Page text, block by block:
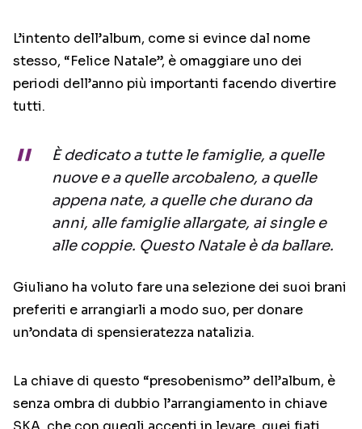
L’intento dell’album, come si evince dal nome
stesso, “Felice Natale”, è omaggiare uno dei
periodi dell’anno più importanti facendo divertire
tutti.
È dedicato a tutte le famiglie, a quelle
nuove e a quelle arcobaleno, a quelle
appena nate, a quelle che durano da
anni, alle famiglie allargate, ai single e
alle coppie. Questo Natale è da ballare.
Giuliano ha voluto fare una selezione dei suoi brani
preferiti e arrangiarli a modo suo, per donare
un’ondata di spensieratezza natalizia.
La chiave di questo “presobenismo” dell’album, è
senza ombra di dubbio l’arrangiamento in chiave